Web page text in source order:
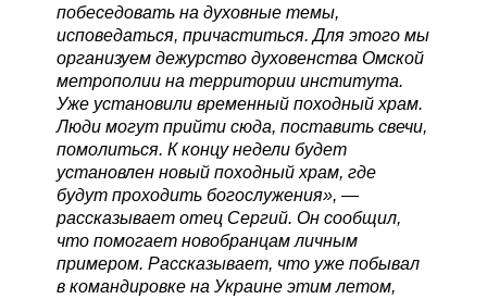
побеседовать на духовные темы,
исповедаться, причаститься. Для этого мы
организуем дежурство духовенства Омской
метрополии на территории института.
Уже установили временный походный храм.
Люди могут прийти сюда, поставить свечи,
помолиться. К концу недели будет
установлен новый походный храм, где
будут проходить богослужения», —
рассказывает отец Сергий. Он сообщил,
что помогает новобранцам личным
примером. Рассказывает, что уже побывал
в командировке на Украине этим летом,